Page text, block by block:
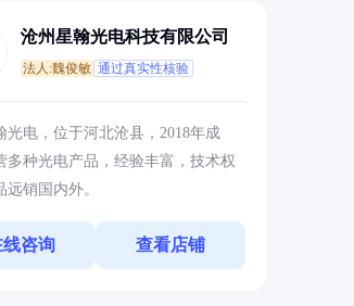
沧州星翰光电科技有限公司
法人:魏俊敏 通过真实性核验
光电，位于河北沧县，2018年成
多种光电产品，经验丰富，技术权
远销国内外。
线咨询 查看店铺